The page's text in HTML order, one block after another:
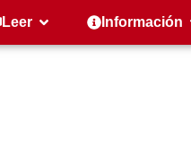
Leer Información